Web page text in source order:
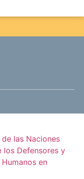
las Naciones
los Defensores y
en